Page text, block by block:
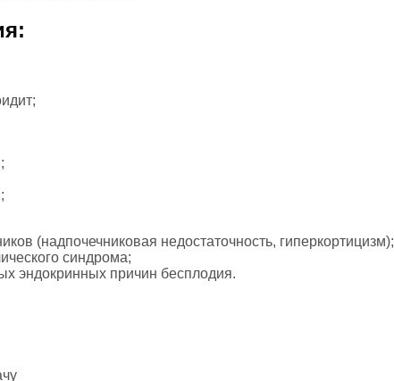
(надпочечниковая недостаточность, гиперкортицизм);
синдрома;
эндокринных причин бесплодия.